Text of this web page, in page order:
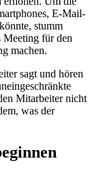
E-Mail-
stumm
Meeting für den
machen.
sagt und hören
Mitarbeiter nicht
was der